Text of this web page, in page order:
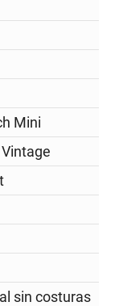
Mini
sin costuras